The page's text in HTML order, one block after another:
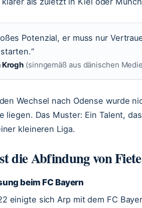
Potenzial, er muss nur
Krogh (sinngemäß aus dänischen
Wechsel nach Odense wurde
liegen. Das Muster: Ein Talent,
kleineren Liga.
die Abfindung von
beim FC Bayern
einigte sich Arp mit dem FC